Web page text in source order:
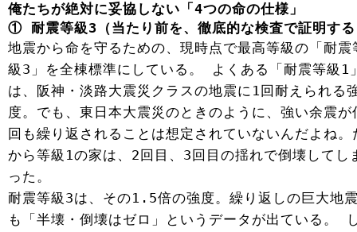
俺たちが絶対に妥協しない「4つの命の仕様」
① 耐震等級3（当たり前を、徹底的な検査で証明す
地震から命を守るための、現時点で最高等級の「耐震
級3」を全棟標準にしている。 よくある「耐震等級1
は、阪神・淡路大震災クラスの地震に1回耐えられる
度。でも、東日本大震災のときのように、強い余震が
回も繰り返されることは想定されていないんだよね。
から等級1の家は、2回目、3回目の揺れで倒壊してし
った。
耐震等級3は、その1.5倍の強度。繰り返しの巨大地
も「半壊・倒壊はゼロ」というデータが出ている。